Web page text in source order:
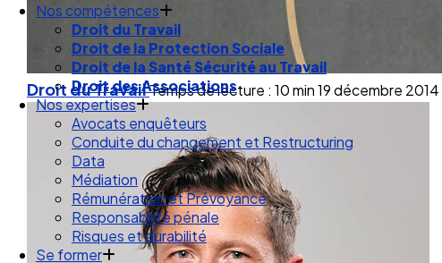
Nos compétences
Droit du Travail
Droit de la Protection Sociale
Droit de la Santé Sécurité au Travail
Droit des Associations
Nos expertises
Avocats enquêteurs
Conduite du changement et Restructuring
Data
Médiation
Rémunération et Prévoyance
Responsabilité pénale
Risques et durabilité
Se former
Droit du TravailTemps de lecture : 10 min19 décembre 2014